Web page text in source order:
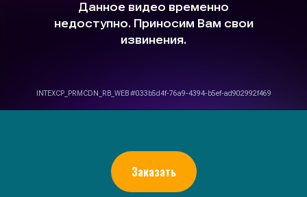
Заказать